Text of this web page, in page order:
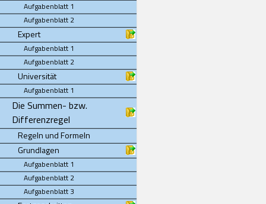
Aufgabenblatt 1
Aufgabenblatt 2
Expert
Aufgabenblatt 1
Aufgabenblatt 2
Universität
Aufgabenblatt 1
Die Summen- bzw.
Differenzregel
Regeln und Formeln
Grundlagen
Aufgabenblatt 1
Aufgabenblatt 2
Aufgabenblatt 3